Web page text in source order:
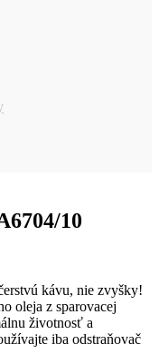
10
kávu, nie zvyšky!
oleja z sparovacej
životnosť a
iba odstraňovač